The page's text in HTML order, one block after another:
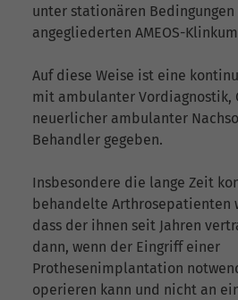
unter stationären
angegliederten AMEOS-
Auf diese Weise ist eine
mit ambulanter Vordiagnostik,
neuerlicher ambulanter
Behandler gegeben.
Insbesondere die lange Zeit
behandelte Arthrosepatienten
dass der ihnen seit Jahren
dann, wenn der Eingriff einer
Prothesenimplantation
operieren kann und nicht an